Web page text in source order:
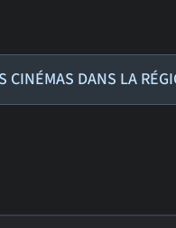
CINÉMAS DANS LA